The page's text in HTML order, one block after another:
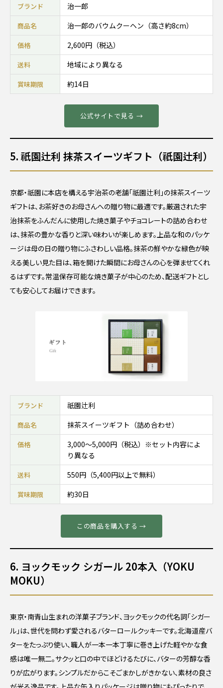
ブランド 治一郎
商品名 治一郎のバウムクーヘン（高さ約8cm）
価格 2,600円（税込）
送料 地域により異なる
賞味期限 約14日
公式サイトで見る →
5. 祇園辻利 抹茶スイーツギフト（祇園辻利）
京都・祇園に本店を構える宇治茶の老舗「祇園辻利」の抹茶スイーツ
ギフトは、お茶好きのお母さんへの贈り物に最適です。厳選された宇
治抹茶をふんだんに使用した焼き菓子やチョコレートの詰め合わせ
は、抹茶の豊かな香りと深い味わいが楽しめます。上品な和のパッケ
ージは母の日の贈り物にふさわしい品格。抹茶の鮮やかな緑色が映
える美しい見た目は、箱を開けた瞬間にお母さんの心を弾ませてくれ
るはずです。常温保存可能な焼き菓子が中心のため、配送ギフトとし
ても安心してお届けできます。
ブランド 祇園辻利
商品名 抹茶スイーツギフト（詰め合わせ）
価格
3,000〜5,000円（税込）※セット内容によ
り異なる
送料 550円（5,400円以上で無料）
賞味期限 約30日
この商品を購入する →
6. ヨックモック シガール 20本入（YOKU
MOKU）
東京・南青山生まれの洋菓子ブランド、ヨックモックの代名詞「シガー
ル」は、世代を問わず愛されるバターロールクッキーです。北海道産バ
ターをたっぷり使い、職人が一本一本丁寧に巻き上げた軽やかな食
感は唯一無二。サクッと口の中でほどけるたびに、バターの芳醇な香
りが広がります。シンプルだからこそごまかしがきかない、素材の良さ